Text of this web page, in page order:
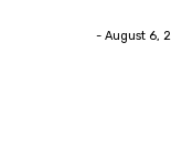
- August 6,